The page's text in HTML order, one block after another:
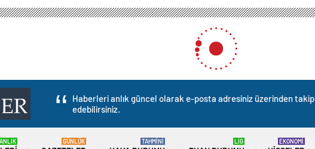
Haberleri anlık güncel olarak e-posta adresiniz üzerinden takip
edebilirsiniz.
ANLIK GÜNLÜK TAHMİNİ LİG EKONOMİ